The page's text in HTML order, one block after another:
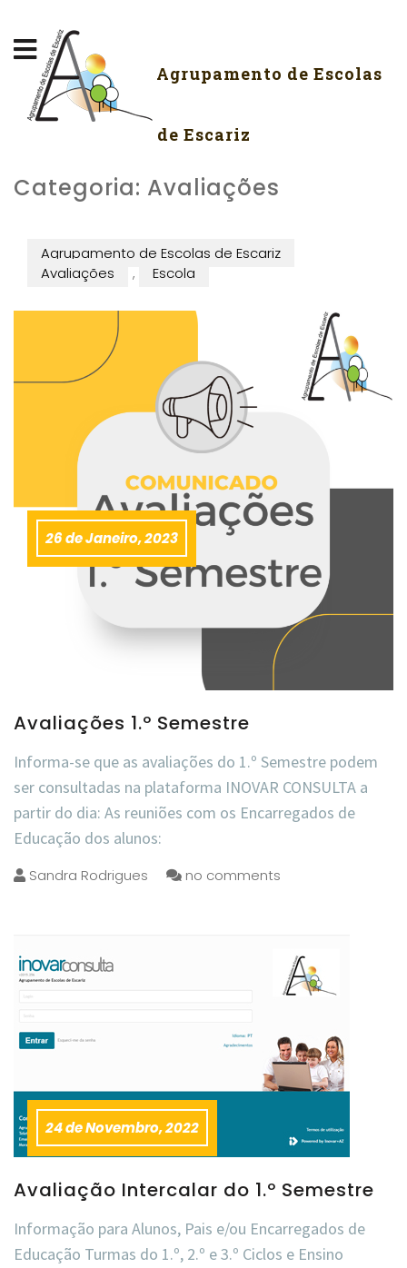
Agrupamento de Escolas
de Escariz
Categoria: Avaliações
Agrupamento de Escolas de Escariz
Avaliações
, Escola
26 de Janeiro, 2023
Avaliações 1.º Semestre
Informa-se que as avaliações do 1.º Semestre podem
ser consultadas na plataforma INOVAR CONSULTA a
partir do dia: As reuniões com os Encarregados de
Educação dos alunos:
Sandra Rodrigues no comments
24 de Novembro, 2022
Avaliação Intercalar do 1.º Semestre
Informação para Alunos, Pais e/ou Encarregados de
Educação Turmas do 1.º, 2.º e 3.º Ciclos e Ensino